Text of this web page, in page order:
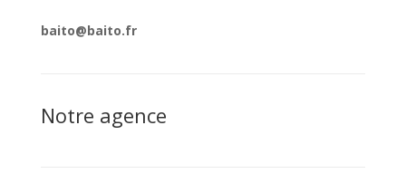
baito@baito.fr
Notre agence